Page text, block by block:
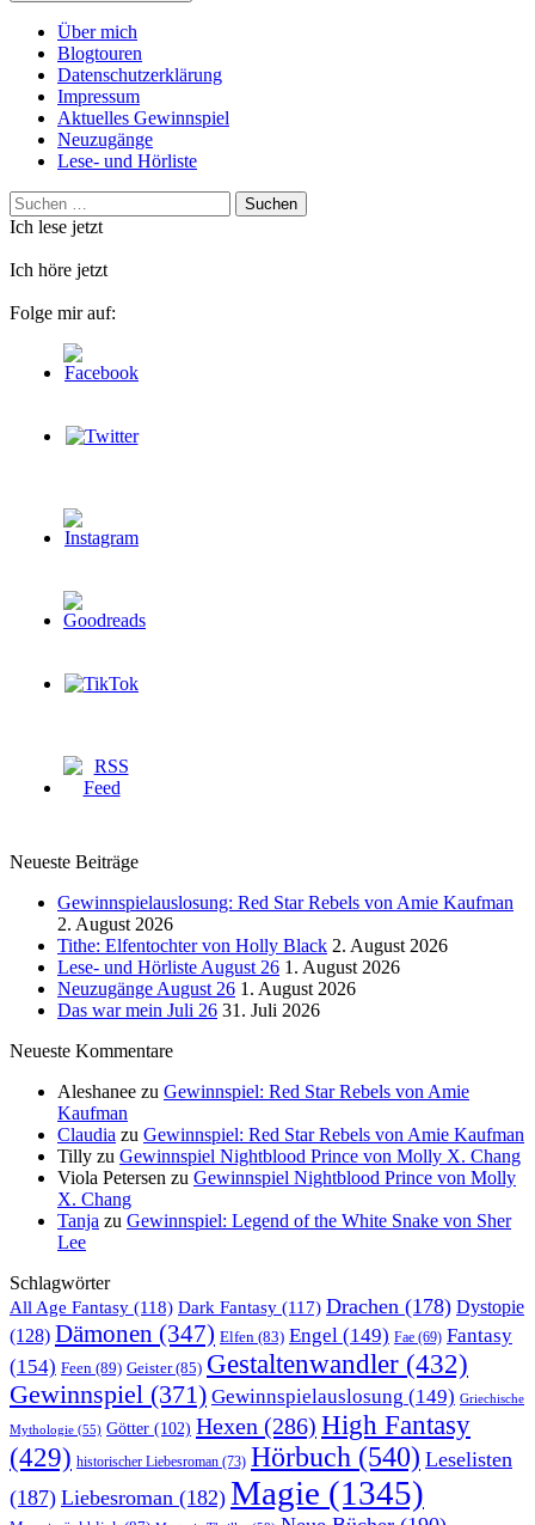
Über mich
Blogtouren
Datenschutzerklärung
Impressum
Aktuelles Gewinnspiel
Neuzugänge
Lese- und Hörliste
Suchen
nach:
Ich lese jetzt
Ich höre jetzt
Folge mir auf:
Neueste Beiträge
Gewinnspielauslosung: Red Star Rebels von Amie Kaufman
2. August 2026
Tithe: Elfentochter von Holly Black 2. August 2026
Lese- und Hörliste August 26 1. August 2026
Neuzugänge August 26 1. August 2026
Das war mein Juli 26 31. Juli 2026
Neueste Kommentare
Aleshanee zu Gewinnspiel: Red Star Rebels von Amie
Kaufman
Claudia zu Gewinnspiel: Red Star Rebels von Amie Kaufman
Tilly zu Gewinnspiel Nightblood Prince von Molly X. Chang
Viola Petersen zu Gewinnspiel Nightblood Prince von Molly
X. Chang
Tanja zu Gewinnspiel: Legend of the White Snake von Sher
Lee
Schlagwörter
All Age Fantasy (118) Dark Fantasy (117) Drachen (178) Dystopie
(128) Dämonen (347) Elfen (83) Engel (149) Fae (69) Fantasy
(154) Feen (89) Geister(85) Gestaltenwandler (432)
Gewinnspiel (371) Gewinnspielauslosung (149) Griechische
Mythologie (55) Götter (102) Hexen (286) High Fantasy
(429) historischer Liebesroman (73) Hörbuch (540) Leselisten
(187) Liebesroman (182) Magie (1345)